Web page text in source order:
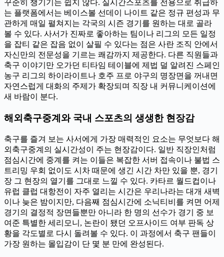
꾸준히 챙기기는 쉽지 않다. 실시간스포츠를 전용으로 취급하
는 플랫폼에서는 베이스볼 선데이 나이트 같은 정규 편성과 무
관하게 매일 펼쳐지는 각국의 시즌 경기를 원하는 대로 골라
볼 수 있다. 사서가 진짜로 좋아하는 팀이나 리그의 모든 일정
을 잡티 같은 잡음 없이 살필 수 있다는 점은 사란 조직 안에서
자신만의 전문성을 기르는 쾌감까지 제공한다. 다른 직원들과
축구 이야기만 오가던 티타임 테이블에 제법 덜 알려진 스페인
농구 리그의 하이라이트나 호주 프로 야구의 명장면을 꺼내면
자연스럽게 대화의 주제가 확장되며 직장 내 커뮤니케이션에
새 바람이 분다.
해외축구중계와 국내 스포츠의 생생한 현장감
축구를 즐겨 보는 사서에게 가장 매력적인 요소는 무엇보다 해
외축구중계의 실시간성이 주는 현장감이다. 일반 직장인처럼
점심시간에 중계를 켜는 이들은 복잡한 서버 접속이나 불법 스
트리밍 우회 없이도 시차 때문에 생긴 시간 차만 있을 뿐, 경기
장 그 현장의 열기를 그대로 느낄 수 있다. 카타르 월드컵이나
유럽 클럽 대항전이 자주 열리는 시간은 우리나라는 대개 새벽
이나 늦은 밤이지만, 다음째 점심시간에 소닉티비를 켜면 어제
경기의 결정적 장면들뿐만 아니라 한 명의 선수가 경기 중 보
여준 특별한 세리모니, 논란이 됐던 오프사이드 여부 판독 상
황을 각도별로 다시 돌려볼 수 있다. 이 과정에서 축구 팬들이
가장 원하는 몰입감이 단 몇 분 만에 완성된다.